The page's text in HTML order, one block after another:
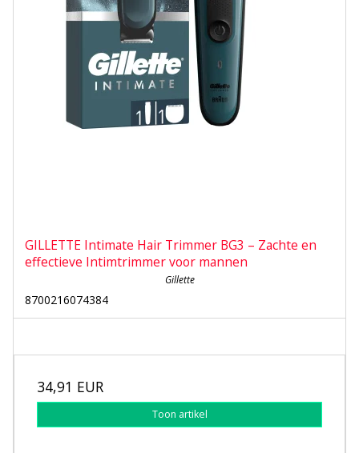
GILLETTE Intimate Hair Trimmer BG3 – Zachte en
effectieve Intimtrimmer voor mannen
Gillette
8700216074384
34,91 EUR
Toon artikel